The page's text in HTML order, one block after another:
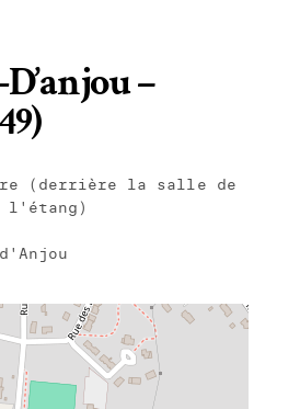
–
(derrière la salle de
l'étang)